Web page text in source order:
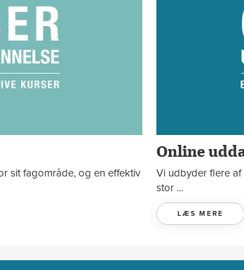
sit fagområde, og en effektiv
Online
Vi udbyder flere af
stor ...
LÆS MERE